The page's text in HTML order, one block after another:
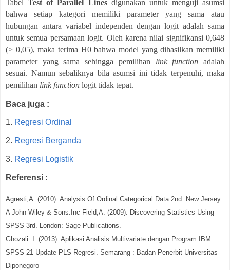
TabelTest of Parallel Lines digunakan untuk menguji asumsi
bahwa setiap kategori memiliki parameter yang sama atau
hubungan antara variabel independen dengan logit adalah sama
untuk semua persamaan logit. Oleh karena nilai signifikansi 0,648
(> 0,05), maka terima H0 bahwa model yang dihasilkan memiliki
parameter yang sama sehingga pemilihan link function adalah
sesuai. Namun sebaliknya bila asumsi ini tidak terpenuhi, maka
pemilihan link function logit tidak tepat.
Baca juga :
1. Regresi Ordinal
2. Regresi Berganda
3. Regresi Logistik
Referensi :
Agresti,A. (2010). Analysis Of Ordinal Categorical Data 2nd. New Jersey:
A John Wiley & Sons.Inc Field,A. (2009). Discovering Statistics Using
SPSS 3rd. London: Sage Publications.
Ghozali .I. (2013). Aplikasi Analisis Multivariate dengan Program IBM
SPSS 21 Update PLS Regresi. Semarang : Badan Penerbit Universitas
Diponegoro